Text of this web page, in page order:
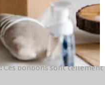
(noix de coco), Cera Alba
(vitamine E), huile de
Ces bonbons sont tellement